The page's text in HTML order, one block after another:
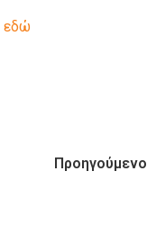
εδώ
Προηγούμενο